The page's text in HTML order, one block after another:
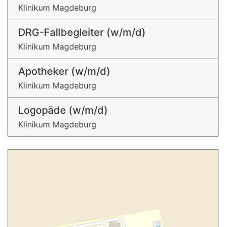
Klinikum Magdeburg
DRG-Fallbegleiter (w/m/d)
Klinikum Magdeburg
Apotheker (w/m/d)
Klinikum Magdeburg
Logopäde (w/m/d)
Klinikum Magdeburg